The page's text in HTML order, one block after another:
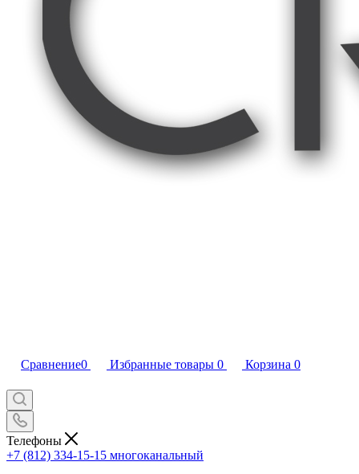
Сравнение0 Избранные товары 0 Корзина 0
Телефоны
+7 (812) 334-15-15 многоканальный